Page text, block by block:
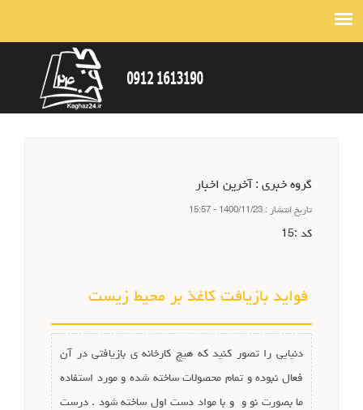
گروه خبري : آخرین اخبار
تاريخ انتشار : 1400/11/23 - 15:57
كد :15
فواید بازیافت کاغذ بر محیط زیست
دنیایی را تصور کنید که هیچ کارخانه ی بازیافتی در آن
فعال نبوده و تمام محصولات ساخته شده و مورد استفاده
ما بصورت نو و و با مواد دست اول ساخته شود . درست